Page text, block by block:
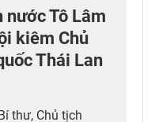
nước Tô Lâm
kiêm Chủ
Thái Lan
thư, Chủ tịch